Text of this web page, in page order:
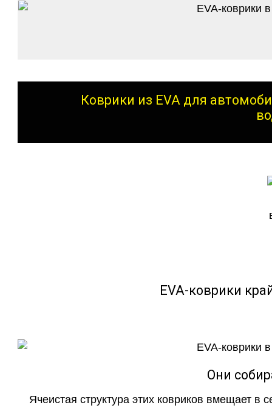
Коврики из EVA для
EVA-коврики
Они
Ячеистая структура этих ковриков вмещает в